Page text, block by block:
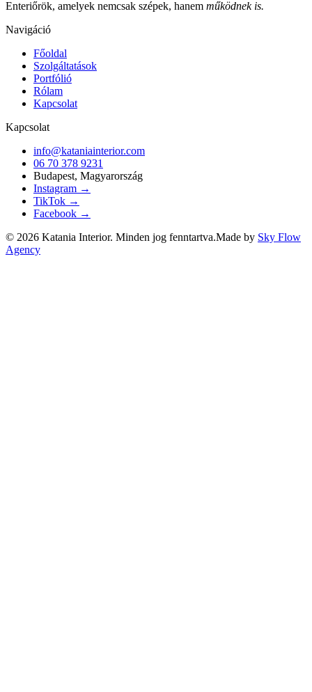
Enteriőrök, amelyek nemcsak szépek, hanem működnek is.
Navigáció
Főoldal
Szolgáltatások
Portfólió
Rólam
Kapcsolat
Kapcsolat
info@kataniainterior.com
06 70 378 9231
Budapest, Magyarország
Instagram →
TikTok →
Facebook →
© 2026 Katania Interior. Minden jog fenntartva.Made by Sky Flow
Agency